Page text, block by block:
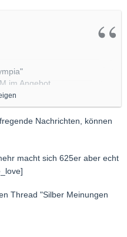
im Angebot.
nur bei MP,
erhältlich .....Nachrichten, können
macht sich 625er aber echt
Thread "Silber Meinungen